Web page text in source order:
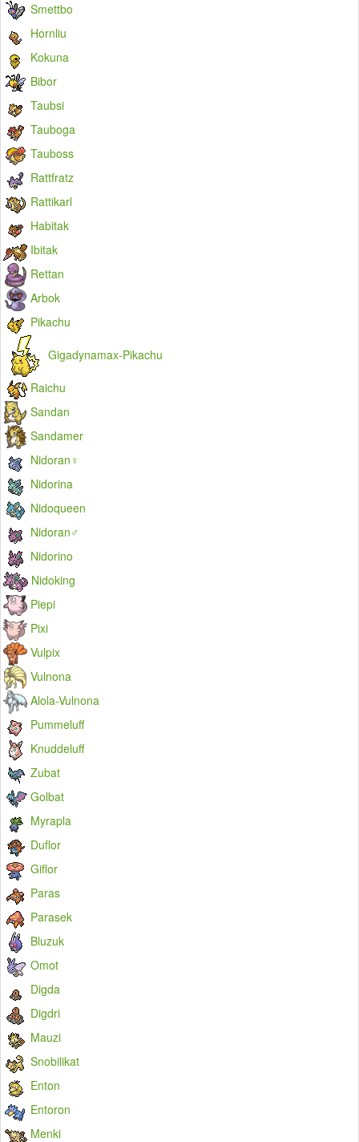
Smettbo
Hornliu
Kokuna
Bibor
Taubsi
Tauboga
Tauboss
Rattfratz
Rattikarl
Habitak
Ibitak
Rettan
Arbok
Pikachu
Gigadynamax-Pikachu
Raichu
Sandan
Sandamer
Nidoran♀
Nidorina
Nidoqueen
Nidoran♂
Nidorino
Nidoking
Piepi
Pixi
Vulpix
Vulnona
Alola-Vulnona
Pummeluff
Knuddeluff
Zubat
Golbat
Myrapla
Duflor
Giflor
Paras
Parasek
Bluzuk
Omot
Digda
Digdri
Mauzi
Snobilikat
Enton
Entoron
Menki